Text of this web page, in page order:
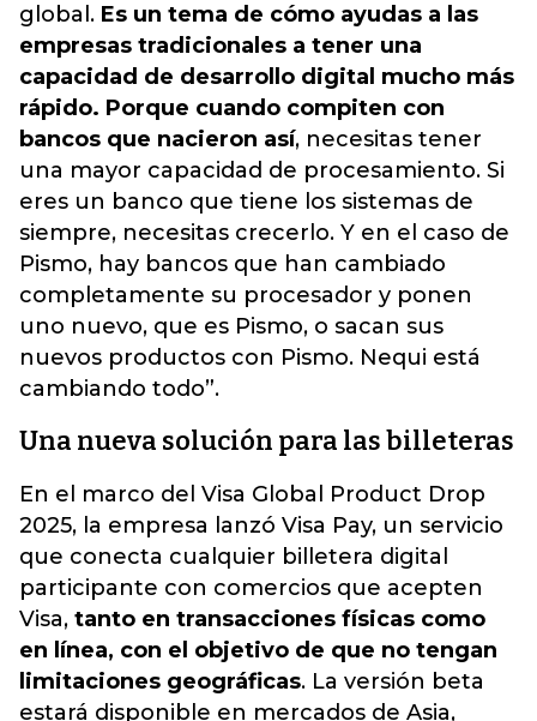
global. Es un tema de cómo ayudas a las
empresas tradicionales a tener una
capacidad de desarrollo digital mucho más
rápido. Porque cuando compiten con
bancos que nacieron así, necesitas tener
una mayor capacidad de procesamiento. Si
eres un banco que tiene los sistemas de
siempre, necesitas crecerlo. Y en el caso de
Pismo, hay bancos que han cambiado
completamente su procesador y ponen
uno nuevo, que es Pismo, o sacan sus
nuevos productos con Pismo. Nequi está
cambiando todo”.
Una nueva solución para las billeteras
En el marco del Visa Global Product Drop
2025, la empresa lanzó Visa Pay, un servicio
que conecta cualquier billetera digital
participante con comercios que acepten
Visa, tanto en transacciones físicas como
en línea, con el objetivo de que no tengan
limitaciones geográficas. La versión beta
estará disponible en mercados de Asia,